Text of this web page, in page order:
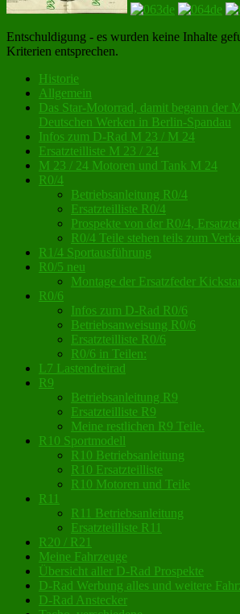
Entschuldigung - es wurden keine Inhalte
Kriterien entsprechen.
Seitenspalte
Historie
Allgemein
Das Star-Motorrad, damit begann der
Deutschen Werken in Berlin-Spandau
Infos zum D-Rad M 23 / M 24
Ersatzteilliste M 23 / 24
M 23 / 24 Motoren und Tank M 24
R0/4
Betriebsanleitung R0/4
Ersatzteilliste R0/4
Prospekte von der R0/4,
R0/4 Teile stehen teils zum
R1/4 Sportausführung
R0/5 neu
Montage der Ersatzfeder
R0/6
Infos zum D-Rad R0/6
Betriebsanweisung R0/6
Ersatzteilliste R0/6
R0/6 in Teilen:
L7 Lastendreirad
R9
Betriebsanleitung R9
Ersatzteilliste R9
Meine restlichen R9 Teile.
R10 Sportmodell
R10 Betriebsanleitung
R10 Ersatzteilliste
R10 Motoren und Teile
R11
R11 Betriebsanleitung
Ersatzteilliste R11
R20 / R21
Meine Fahrzeuge
Übersicht aller D-Rad Prospekte
D-Rad Werbung alles und weitere
D-Rad Anstecker